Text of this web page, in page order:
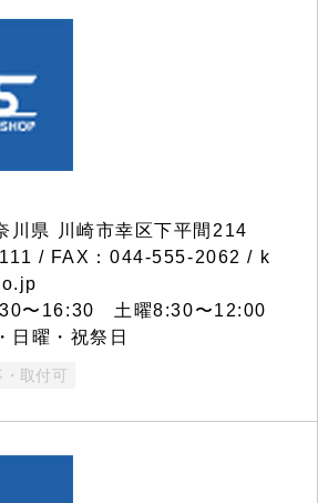
県 川崎市幸区下平間214
/ FAX：044-555-2062 / k
〜16:30 土曜8:30〜12:00
日曜・祝祭日
・取付可